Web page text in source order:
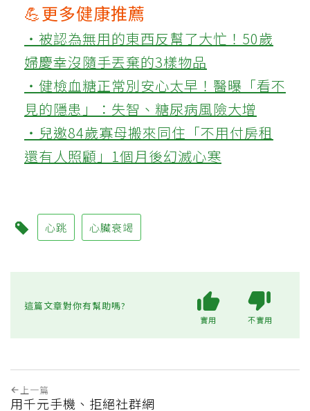
💪更多健康推薦
‧被認為無用的東西反幫了大忙！50歲
婦慶幸沒隨手丟棄的3樣物品
‧健檢血糖正常別安心太早！醫曝「看不
見的隱患」：失智、糖尿病風險大增
‧兒邀84歲寡母搬來同住「不用付房租
還有人照顧」1個月後幻滅心寒
心跳 心臟衰竭
這篇文章對你有幫助嗎?
實用 不實用
上一篇
用千元手機、拒絕社群網